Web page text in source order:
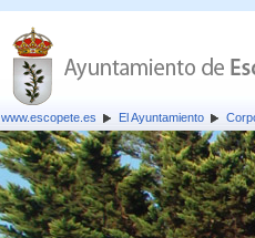
www.escopete.es El Ayuntamiento